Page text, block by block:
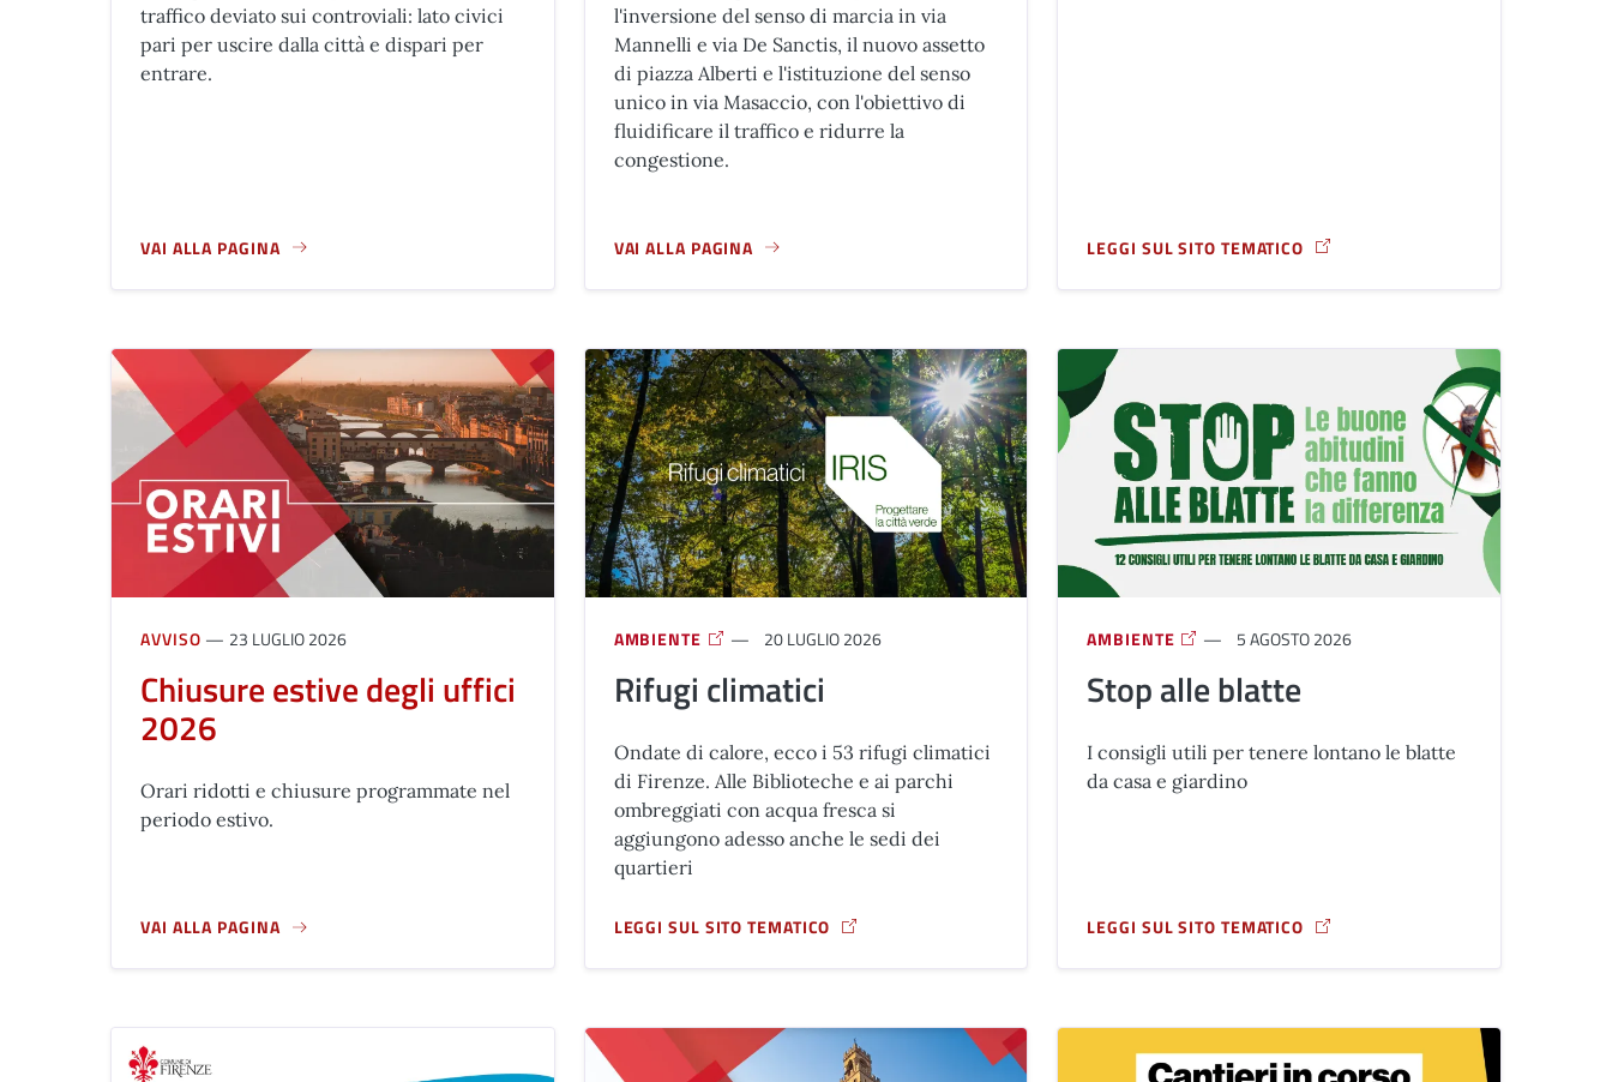
traffico deviato sui controviali: lato civici
pari per uscire dalla città e dispari per
entrare.
VAI ALLA PAGINA
A PROPOSITO DI LINEA 3 TRAMVIA, LIBERTÀ - BAGNO A RIPOLI
l'inversione del senso di marcia in via
Mannelli e via De Sanctis, il nuovo assetto
di piazza Alberti e l'istituzione del senso
unico in via Masaccio, con l'obiettivo di
fluidificare il traffico e ridurre la
congestione.
VAI ALLA PAGINA
A PROPOSITO DI NUOVA VIABILITÀ ZONA VIA MANNELLI - PIAZZA ALBERTI
LEGGI SUL SITO TEMATICO
A PROPOSITO DI AVVISO PUBBLICO PER LA
AVVISO 23 LUGLIO 2026
Chiusure estive degli uffici
2026
Orari ridotti e chiusure programmate nel
periodo estivo.
VAI ALLA PAGINA
A PROPOSITO DI CHIUSURE ESTIVE DEGLI UFFICI 2026
AMBIENTE 20 LUGLIO 2026
Rifugi climatici
Ondate di calore, ecco i 53 rifugi climatici
di Firenze. Alle Biblioteche e ai parchi
ombreggiati con acqua fresca si
aggiungono adesso anche le sedi dei
quartieri
LEGGI SUL SITO TEMATICO
A PROPOSITO DI RIFUGI CLIMATICI
AMBIENTE 5 AGOSTO 2026
Stop alle blatte
I consigli utili per tenere lontano le blatte
da casa e giardino
LEGGI SUL SITO TEMATICO
A PROPOSITO DI STOP ALLE BLATTE